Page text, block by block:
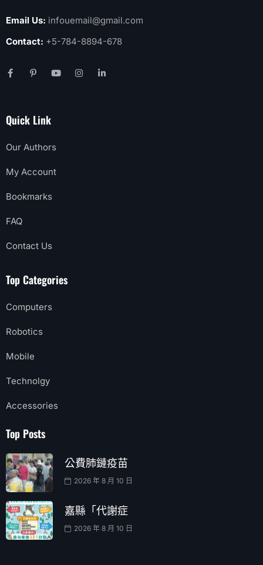
Email Us: infouemail@gmail.com
Contact: +5-784-8894-678
Quick Link
Our Authors
My Account
Bookmarks
FAQ
Contact Us
Top Categories
Computers
Robotics
Mobile
Technolgy
Accessories
Top Posts
公費肺鏈疫苗
2026 年 8 月 10 日
嘉縣「代謝症
2026 年 8 月 10 日